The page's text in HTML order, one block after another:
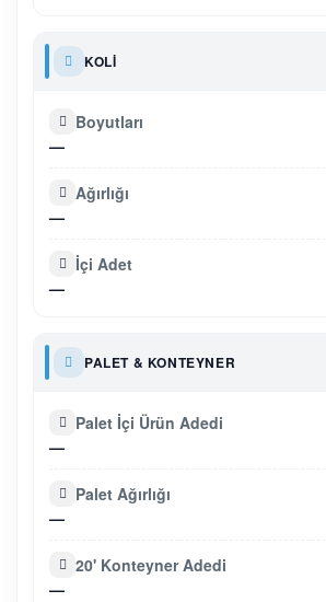
KOLI
Boyutları
—
Ağırlığı
—
İçi Adet
—
PALET & KONTEYNER
Palet İçi Ürün Adedi
—
Palet Ağırlığı
—
20' Konteyner Adedi
—